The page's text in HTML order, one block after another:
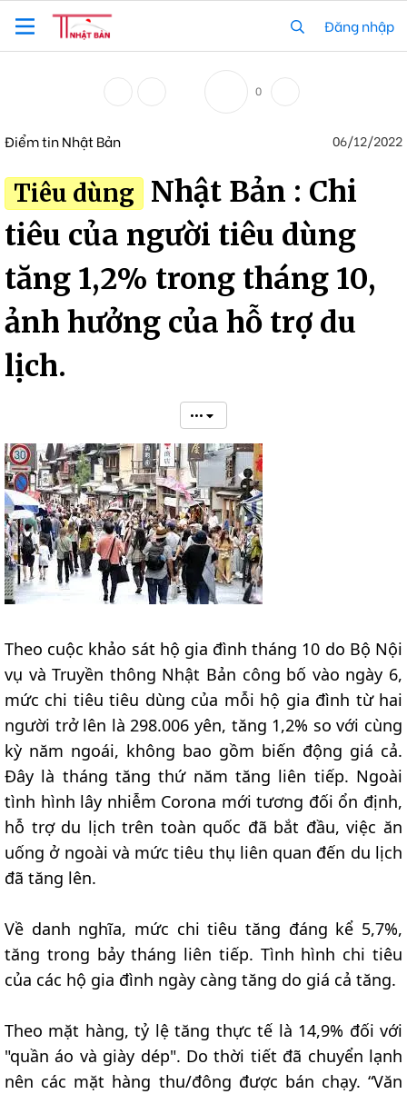
Đăng nhập
0
Điểm tin Nhật Bản 06/12/2022
Tiêu dùng
Nhật Bản : Chi
tiêu của người tiêu dùng
tăng 1,2% trong tháng 10,
ảnh hưởng của hỗ trợ du
lịch.
•••
Theo cuộc khảo sát hộ gia đình tháng 10 do Bộ Nội
vụ và Truyền thông Nhật Bản công bố vào ngày 6,
mức chi tiêu tiêu dùng của mỗi hộ gia đình từ hai
người trở lên là 298.006 yên, tăng 1,2% so với cùng
kỳ năm ngoái, không bao gồm biến động giá cả.
Đây là tháng tăng thứ năm tăng liên tiếp. Ngoài
tình hình lây nhiễm Corona mới tương đối ổn định,
hỗ trợ du lịch trên toàn quốc đã bắt đầu, việc ăn
uống ở ngoài và mức tiêu thụ liên quan đến du lịch
đã tăng lên.
Về danh nghĩa, mức chi tiêu tăng đáng kể 5,7%,
tăng trong bảy tháng liên tiếp. Tình hình chi tiêu
của các hộ gia đình ngày càng tăng do giá cả tăng.
Theo mặt hàng, tỷ lệ tăng thực tế là 14,9% đối với
"quần áo và giày dép". Do thời tiết đã chuyển lạnh
nên các mặt hàng thu/đông được bán chạy. “Văn